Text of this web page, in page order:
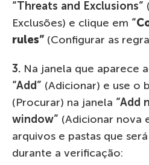
“Threats and Exclusions”
Exclusões) e clique em “
rules” (Configurar as
3. Na janela que aparece
“Add” (Adicionar) e use o
(Procurar) na janela “Add
window” (Adicionar nova
arquivos e pastas que
durante a verificação: